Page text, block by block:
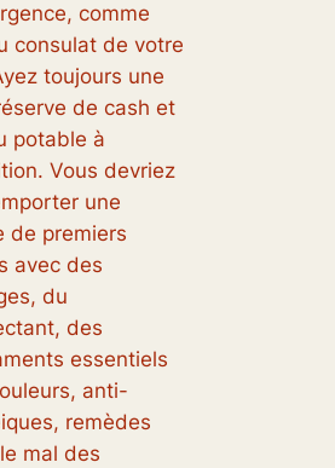
comme
consulat de votre
toujours une
de cash et
potable à
Vous devriez
une
de premiers
avec des
du
des
essentiels
anti-
remèdes
mal des